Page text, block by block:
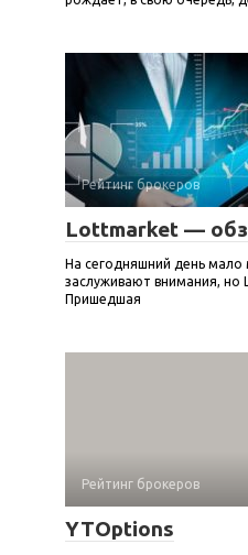
Рейтинг брокеров
Lottmarket —
На сегодняшний день
заслуживают внимания, но
Пришедшая
Рейтинг брокеров
YTOptions